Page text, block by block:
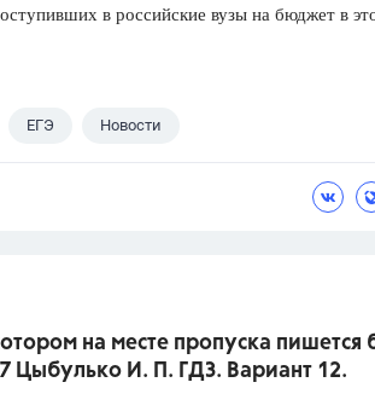
в российские вузы на бюджет в
ЕГЭ Новости
на месте пропуска пишется
Цыбулько И. П. ГДЗ. Вариант 12.